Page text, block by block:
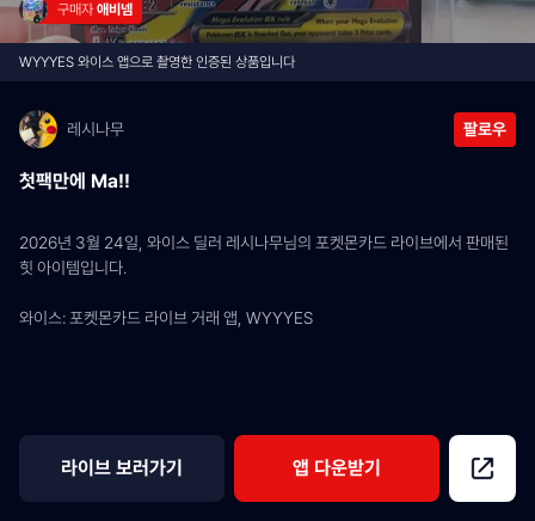
구매자 애비넴
WYYYES 와이스 앱으로 촬영한 인증된 상품입니다
레시나무 팔로우
첫팩만에 Ma!!
2026년 3월 24일, 와이스 딜러 레시나무님의 포켓몬카드 라이브에서 판매된
힛 아이템입니다.
와이스: 포켓몬카드 라이브 거래 앱, WYYYES
라이브 보러가기 앱 다운받기